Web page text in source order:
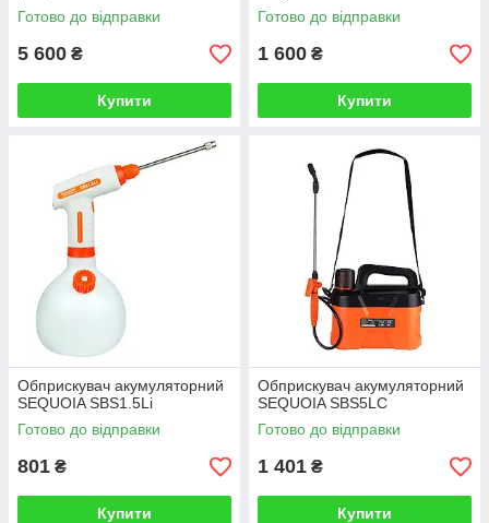
Готово до відправки
5 600 ₴
Купити
Готово до відправки
1 600 ₴
Купити
Обприскувач акумуляторний
SEQUOIA SBS1.5Li
Готово до відправки
801 ₴
Купити
Обприскувач акумуляторний
SEQUOIA SBS5LC
Готово до відправки
1 401 ₴
Купити